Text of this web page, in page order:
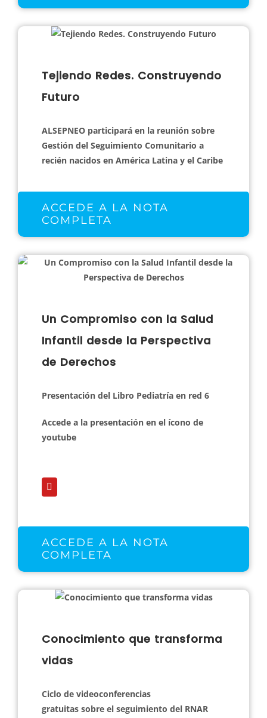
Tejiendo Redes. Construyendo
Futuro
ALSEPNEO participará en la reunión sobre
Gestión del Seguimiento Comunitario a
recién nacidos en América Latina y el Caribe
ACCEDE A LA NOTA
COMPLETA
Un Compromiso con la Salud
Infantil desde la Perspectiva
de Derechos
Presentación del Libro Pediatría en red 6
Accede a la presentación en el ícono de
youtube
ACCEDE A LA NOTA
COMPLETA
Conocimiento que transforma
vidas
Ciclo de videoconferencias
gratuitas sobre el seguimiento del RNAR